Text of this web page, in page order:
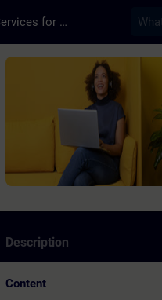
Training Services for Digital Industries
Course - SITRAIN
Description
Content